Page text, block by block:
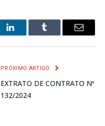
LinkedInTumblr
E-
PRÓXIMO ARTIGO
EXTRATO DE CONTRATO Nº
132/2024